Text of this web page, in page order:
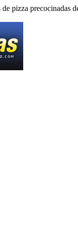
de pizza